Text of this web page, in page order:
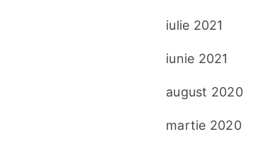
iulie 2021
iunie 2021
august 2020
martie 2020